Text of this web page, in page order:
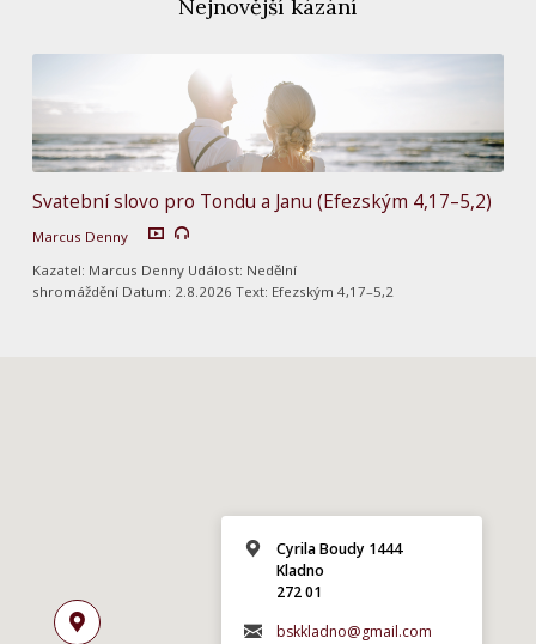
Nejnovější kázání
Svatební slovo pro Tondu a Janu (Efezským 4,17–5,2)
Marcus Denny
Kazatel: Marcus Denny Událost: Nedělní
shromáždění Datum: 2.8.2026 Text: Efezským 4,17–5,2
Cyrila Boudy 1444
Kladno
272 01
bskkladno@gmail.com